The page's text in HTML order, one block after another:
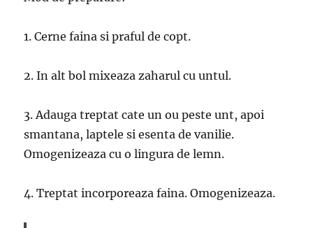
1. Cerne faina si praful de copt.
2. In alt bol mixeaza zaharul cu untul.
3. Adauga treptat cate un ou peste unt, apoi
smantana, laptele si esenta de vanilie.
Omogenizeaza cu o lingura de lemn.
4. Treptat incorporeaza faina. Omogenizeaza.